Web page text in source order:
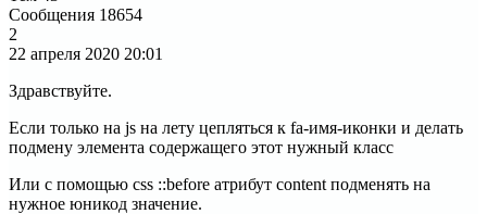
Сообщения 18654
2
22 апреля 2020 20:01
Здравствуйте.
Если только на js на лету цепляться к fa-имя-иконки и делать
подмену элемента содержащего этот нужный класс
Или с помощью css ::before атрибут content подменять на
нужное юникод значение.